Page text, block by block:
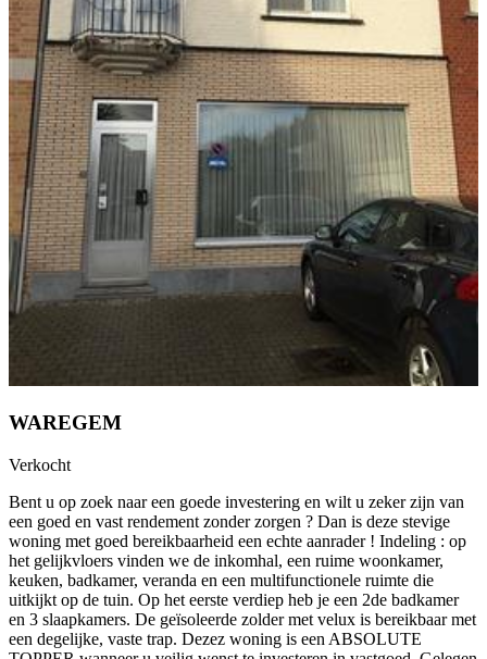
WAREGEM
Verkocht
Bent u op zoek naar een goede investering en wilt u zeker zijn van
een goed en vast rendement zonder zorgen ? Dan is deze stevige
woning met goed bereikbaarheid een echte aanrader ! Indeling : op
het gelijkvloers vinden we de inkomhal, een ruime woonkamer,
keuken, badkamer, veranda en een multifunctionele ruimte die
uitkijkt op de tuin. Op het eerste verdiep heb je een 2de badkamer
en 3 slaapkamers. De geïsoleerde zolder met velux is bereikbaar met
een degelijke, vaste trap. Dezez woning is een ABSOLUTE